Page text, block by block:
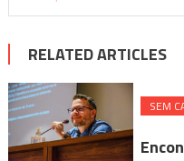
RELATED ARTICLES
SEM